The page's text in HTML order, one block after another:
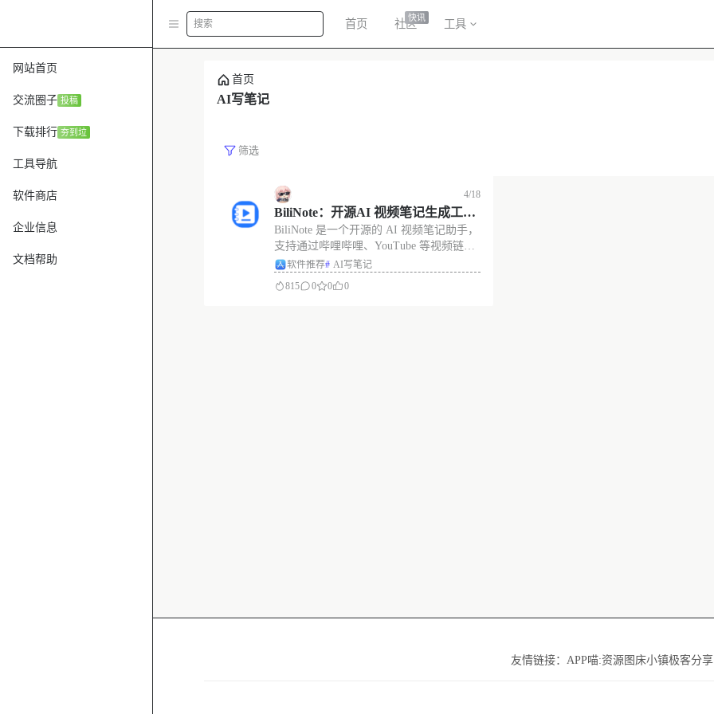
网站首页
交流圈子 投稿
下载排行 夯到垃
工具导航
软件商店
企业信息
文档帮助
搜索 首页 社区快讯 工具
首页
AI写笔记
筛选
4/18
BiliNote：开源AI 视频笔记生成工
具，让 AI 为你的视频做笔记，支持
哔哩哔哩、YouTube
BiliNote 是一个开源的 AI 视频笔记助手，
支持通过哔哩哔哩、YouTube 等视频链
接，自动提取内容并生成结构清晰、重点
图、原片跳转等功能。可以快速生成自己
软件推荐# AI写笔记
815
0 0 0
友情链接： APP喵:资源 图床小镇极客分享